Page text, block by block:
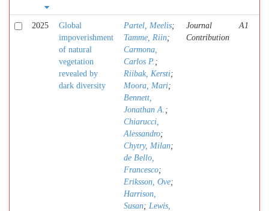
2025
Global
impoverishment
of natural
vegetation
revealed by
dark diversity
Partel, Meelis;
Tamme, Riin;
Carmona,
Carlos P. ;
Riibak, Kersti;
Moora, Mari;
Bennett,
Jonathan A. ;
Chiarucci,
Alessandro;
Chytry, Milan;
de Bello,
Francesco;
Eriksson, Ove;
Harrison,
Susan; Lewis,
Journal
Contribution
A1